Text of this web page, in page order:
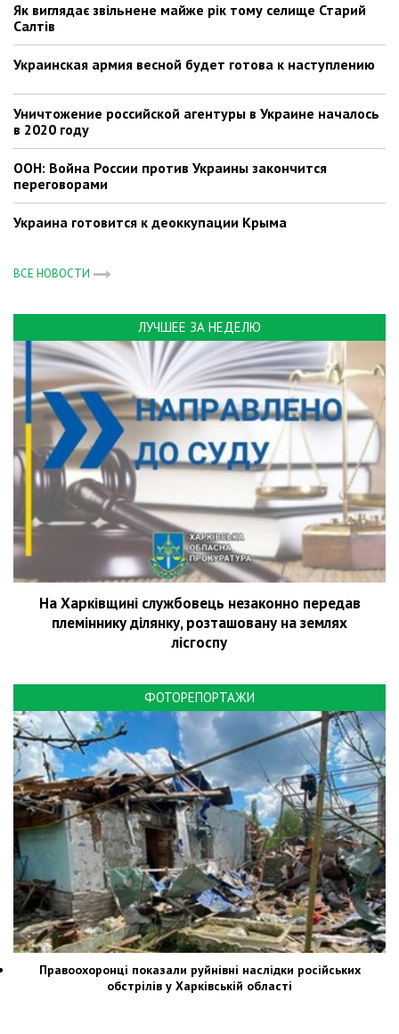
Як виглядає звільнене майже рік тому селище Старий
Салтів
Украинская армия весной будет готова к наступлению
Уничтожение российской агентуры в Украине началось
в 2020 году
ООН: Война России против Украины закончится
переговорами
Украина готовится к деоккупации Крыма
ВСЕ НОВОСТИ
ЛУЧШЕЕ ЗА НЕДЕЛЮ
На Харківщині службовець незаконно передав
племіннику ділянку, розташовану на землях
лісгоспу
ФОТОРЕПОРТАЖИ
Правоохоронці показали руйнівні наслідки російських
обстрілів у Харківській області